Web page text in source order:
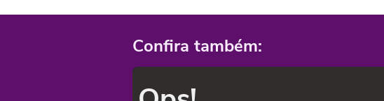
Confira também: